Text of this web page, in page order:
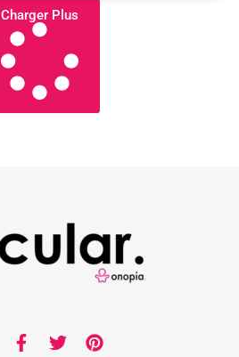
Charger Plus